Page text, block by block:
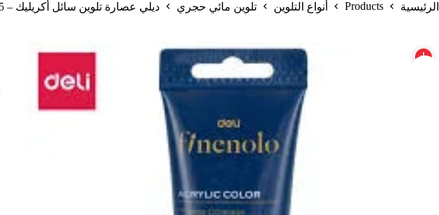
الرئيسية Products أنواع التلوين تلوين مائي حجري ديلي عصارة تلوين سائل أكريليك – 75 مل – أصفر – EC75-YL